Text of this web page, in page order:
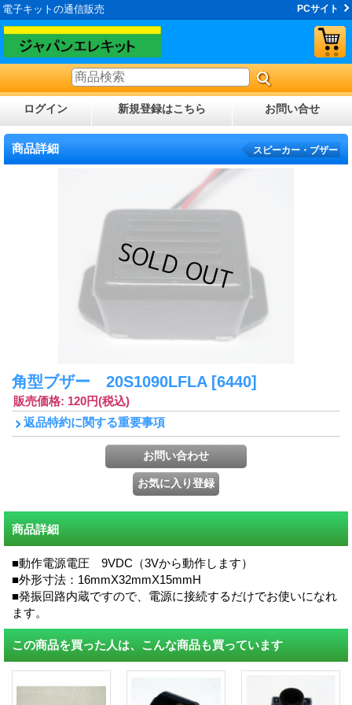
電子キットの通信販売 PCサイト
ログイン 新規登録はこちら お問い合せ
商品詳細 スピーカー・ブザー
角型ブザー 20S1090LFLA [6440]
販売価格: 120円(税込)
返品特約に関する重要事項
商品詳細
■動作電源電圧 9VDC（3Vから動作します）
■外形寸法：16mmX32mmX15mmH
■発振回路内蔵ですので、電源に接続するだけでお使いになれ
ます。
この商品を買った人は、こんな商品も買っています